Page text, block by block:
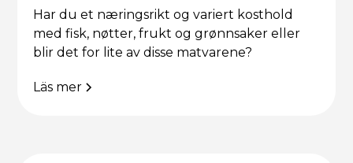
Har du et næringsrikt og variert kosthold
med fisk, nøtter, frukt og grønnsaker eller
blir det for lite av disse matvarene?
Läs mer